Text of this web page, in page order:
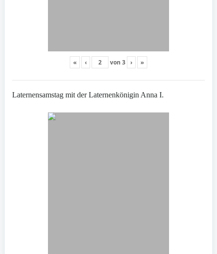
« ‹ von 3 › »
Laternensamstag mit der Laternenkönigin Anna I.